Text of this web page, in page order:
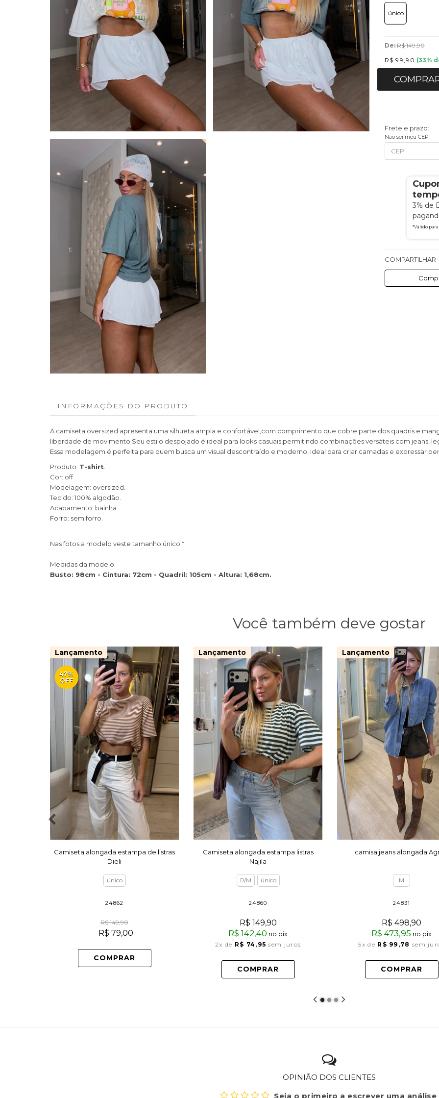
único
De:R$ 149,90
R$ 99,90 (33%
Frete e prazo:
Não sei meu CEP
3% de
*Válido
COMPARTILHAR
INFORMAÇÕES DO PRODUTO
A camiseta oversized apresenta uma silhueta ampla e confortável,com comprimento que cobre parte dos quadris e
liberdade de movimento.Seu estilo despojado é ideal para looks casuais,permitindo combinações versáteis com jeans,
Essa modelagem é perfeita para quem busca um visual descontraído e moderno, ideal para criar camadas e expressar
Produto: T-shirt
Cor: off
Modelagem: oversized.
Tecido: 100% algodão.
Acabamento: bainha.
Forro: sem forro.
Nas fotos a modelo veste tamanho único.*
Medidas da modelo.
Busto: 98cm - Cintura: 72cm - Quadril: 105cm - Altura: 1,68cm.
Você também deve gostar
Lançamento
47%
OFF
Camiseta alongada estampa de listras
Dieli
único
24862
R$ 149,90
R$ 79,00
COMPRAR
Lançamento
Camiseta alongada estampa listras
Najila
P/M único
24860
R$ 149,90
R$ 142,40 no pix
2x de R$ 74,95 sem juros
COMPRAR
Lançamento
camisa jeans alongada
M
24831
R$ 498,90
R$ 473,95 no pix
5x de R$ 99,78 sem
COMPRAR
OPINIÃO DOS CLIENTES
Seja o primeiro a escrever uma análise